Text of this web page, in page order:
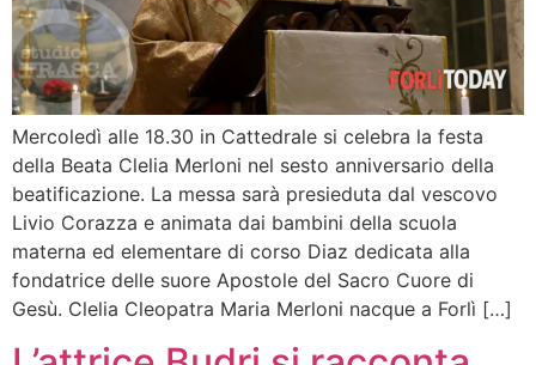
Mercoledì alle 18.30 in Cattedrale si celebra la festa
della Beata Clelia Merloni nel sesto anniversario della
beatificazione. La messa sarà presieduta dal vescovo
Livio Corazza e animata dai bambini della scuola
materna ed elementare di corso Diaz dedicata alla
fondatrice delle suore Apostole del Sacro Cuore di
Gesù. Clelia Cleopatra Maria Merloni nacque a Forlì […]